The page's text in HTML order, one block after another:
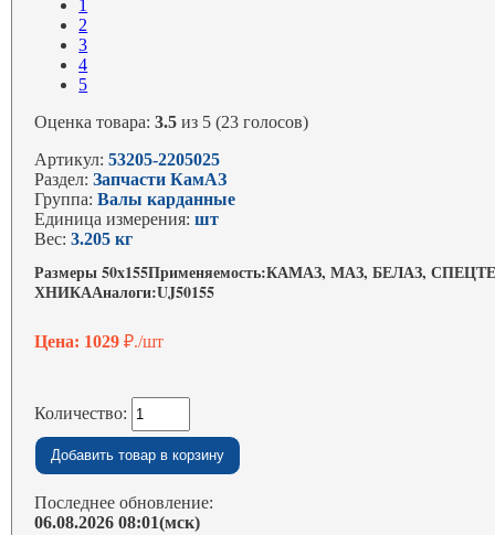
1
2
3
4
5
Оценка товара:3.5 из 5 (23 голосов)
Артикул:53205-2205025
Раздел:Запчасти КамАЗ
Группа:Валы карданные
Единица измерения:шт
Вес:3.205 кг
Размеры 50x155Применяемость:КАМАЗ, МАЗ, БЕЛАЗ,
ХНИКААналоги:UJ50155
Цена: 1029₽./шт
Количество:
Последнее обновление:
06.08.2026 08:01(мск)